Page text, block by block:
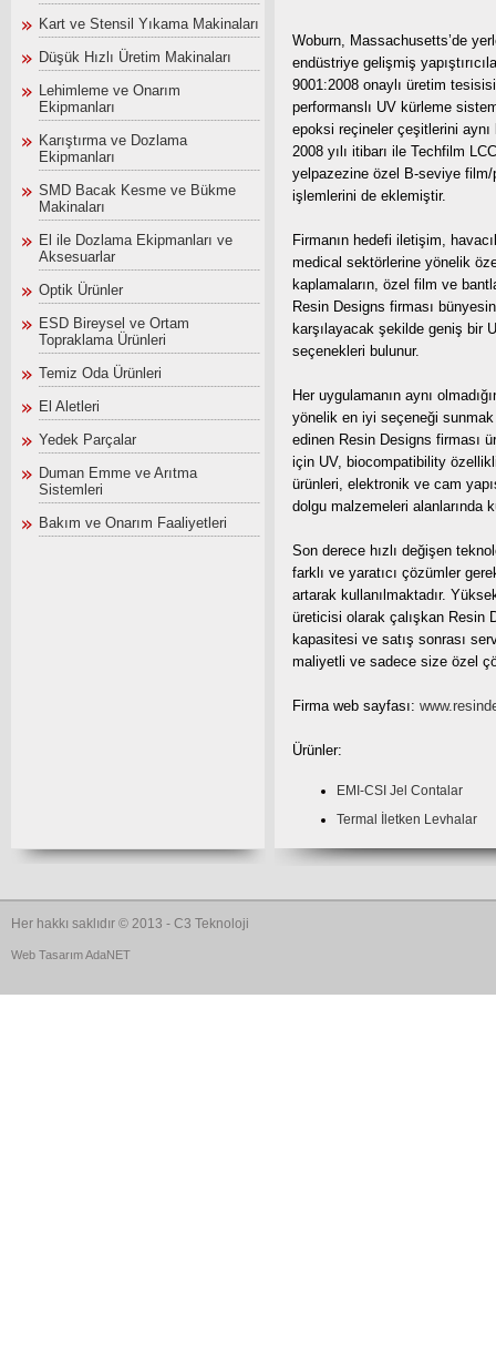
Kart ve Stensil Yıkama Makinaları
Düşük Hızlı Üretim Makinaları
Lehimleme ve Onarım
Ekipmanları
Karıştırma ve Dozlama
Ekipmanları
SMD Bacak Kesme ve Bükme
Makinaları
El ile Dozlama Ekipmanları ve
Aksesuarlar
Optik Ürünler
ESD Bireysel ve Ortam
Topraklama Ürünleri
Temiz Oda Ürünleri
El Aletleri
Yedek Parçalar
Duman Emme ve Arıtma
Sistemleri
Bakım ve Onarım Faaliyetleri
Woburn, Massachusetts’de
endüstriye gelişmiş
9001:2008 onaylı üretim
performanslı UV kürleme
epoksi reçineler çeşitlerini
2008 yılı itibarı ile Techfilm
yelpazezine özel B-seviye
işlemlerini de eklemiştir.
Firmanın hedefi iletişim,
medical sektörlerine yönelik
kaplamaların, özel film ve
Resin Designs firması
karşılayacak şekilde geniş bir
seçenekleri bulunur.
Her uygulamanın aynı
yönelik en iyi seçeneği sunmak
edinen Resin Designs firması
için UV, biocompatibility
ürünleri, elektronik ve cam
dolgu malzemeleri alanlarında
Son derece hızlı değişen
farklı ve yaratıcı çözümler
artarak kullanılmaktadır.
üreticisi olarak çalışkan Resin
kapasitesi ve satış sonrası
maliyetli ve sadece size özel
Firma web sayfası:
Ürünler:
EMI-CSI Jel Contalar
Termal İletken Levhalar
Her hakkı saklıdır © 2013 - C3 Teknoloji
Web TasarımAdaNET